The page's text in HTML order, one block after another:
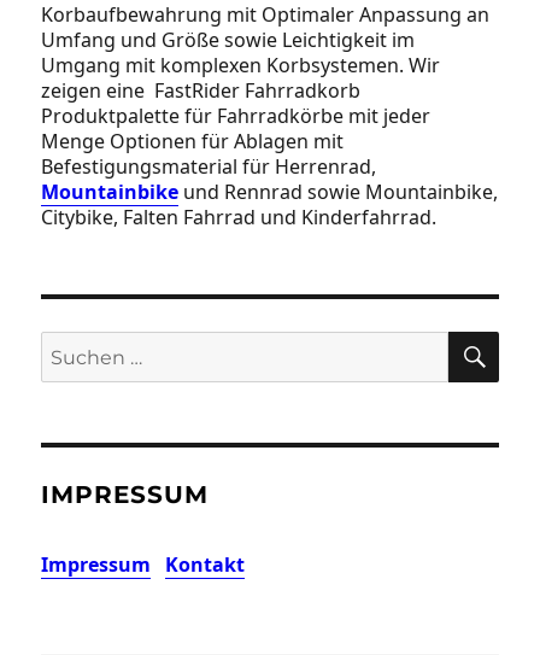
Korbaufbewahrung mit Optimaler Anpassung an
Umfang und Größe sowie Leichtigkeit im
Umgang mit komplexen Korbsystemen. Wir
zeigen eine FastRider Fahrradkorb
Produktpalette für Fahrradkörbe mit jeder
Menge Optionen für Ablagen mit
Befestigungsmaterial für Herrenrad,
Mountainbike und Rennrad sowie Mountainbike,
Citybike, Falten Fahrrad und Kinderfahrrad.
Suchen
nach:
IMPRESSUM
Impressum Kontakt